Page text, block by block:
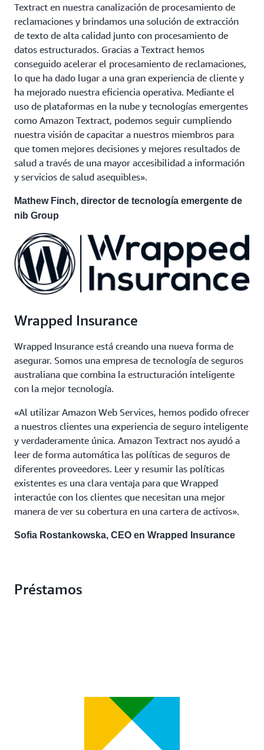
Textract en nuestra canalización de procesamiento de
reclamaciones y brindamos una solución de extracción
de texto de alta calidad junto con procesamiento de
datos estructurados. Gracias a Textract hemos
conseguido acelerar el procesamiento de reclamaciones,
lo que ha dado lugar a una gran experiencia de cliente y
ha mejorado nuestra eficiencia operativa. Mediante el
uso de plataformas en la nube y tecnologías emergentes
como Amazon Textract, podemos seguir cumpliendo
nuestra visión de capacitar a nuestros miembros para
que tomen mejores decisiones y mejores resultados de
salud a través de una mayor accesibilidad a información
y servicios de salud asequibles».
Mathew Finch, director de tecnología emergente de
nib Group
Wrapped Insurance
Wrapped Insurance está creando una nueva forma de
asegurar. Somos una empresa de tecnología de seguros
australiana que combina la estructuración inteligente
con la mejor tecnología.
«Al utilizar Amazon Web Services, hemos podido ofrecer
a nuestros clientes una experiencia de seguro inteligente
y verdaderamente única. Amazon Textract nos ayudó a
leer de forma automática las políticas de seguros de
diferentes proveedores. Leer y resumir las políticas
existentes es una clara ventaja para que Wrapped
interactúe con los clientes que necesitan una mejor
manera de ver su cobertura en una cartera de activos».
Sofia Rostankowska, CEO en Wrapped Insurance
Préstamos